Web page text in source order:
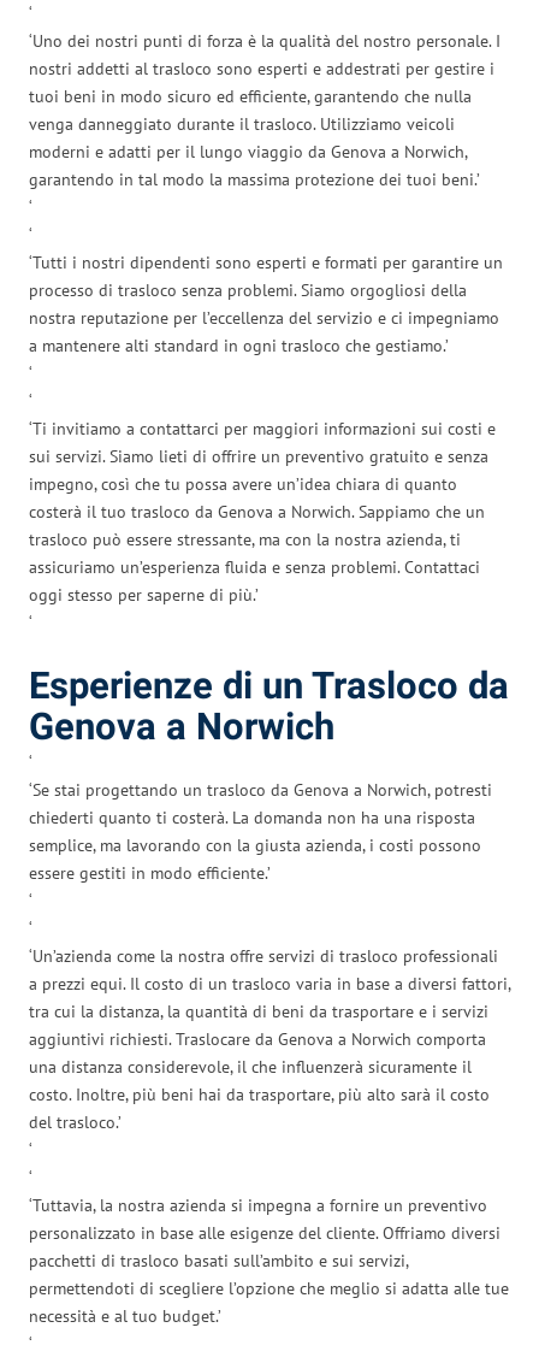
‘
‘Uno dei nostri punti di forza è la qualità del nostro personale. I
nostri addetti al trasloco sono esperti e addestrati per gestire i
tuoi beni in modo sicuro ed efficiente, garantendo che nulla
venga danneggiato durante il trasloco. Utilizziamo veicoli
moderni e adatti per il lungo viaggio da Genova a Norwich,
garantendo in tal modo la massima protezione dei tuoi beni.’
‘
‘
‘Tutti i nostri dipendenti sono esperti e formati per garantire un
processo di trasloco senza problemi. Siamo orgogliosi della
nostra reputazione per l’eccellenza del servizio e ci impegniamo
a mantenere alti standard in ogni trasloco che gestiamo.’
‘
‘
‘Ti invitiamo a contattarci per maggiori informazioni sui costi e
sui servizi. Siamo lieti di offrire un preventivo gratuito e senza
impegno, così che tu possa avere un’idea chiara di quanto
costerà il tuo trasloco da Genova a Norwich. Sappiamo che un
trasloco può essere stressante, ma con la nostra azienda, ti
assicuriamo un’esperienza fluida e senza problemi. Contattaci
oggi stesso per saperne di più.’
‘
Esperienze di un Trasloco da
Genova a Norwich
‘
‘Se stai progettando un trasloco da Genova a Norwich, potresti
chiederti quanto ti costerà. La domanda non ha una risposta
semplice, ma lavorando con la giusta azienda, i costi possono
essere gestiti in modo efficiente.’
‘
‘
‘Un’azienda come la nostra offre servizi di trasloco professionali
a prezzi equi. Il costo di un trasloco varia in base a diversi fattori,
tra cui la distanza, la quantità di beni da trasportare e i servizi
aggiuntivi richiesti. Traslocare da Genova a Norwich comporta
una distanza considerevole, il che influenzerà sicuramente il
costo. Inoltre, più beni hai da trasportare, più alto sarà il costo
del trasloco.’
‘
‘
‘Tuttavia, la nostra azienda si impegna a fornire un preventivo
personalizzato in base alle esigenze del cliente. Offriamo diversi
pacchetti di trasloco basati sull’ambito e sui servizi,
permettendoti di scegliere l’opzione che meglio si adatta alle tue
necessità e al tuo budget.’
‘